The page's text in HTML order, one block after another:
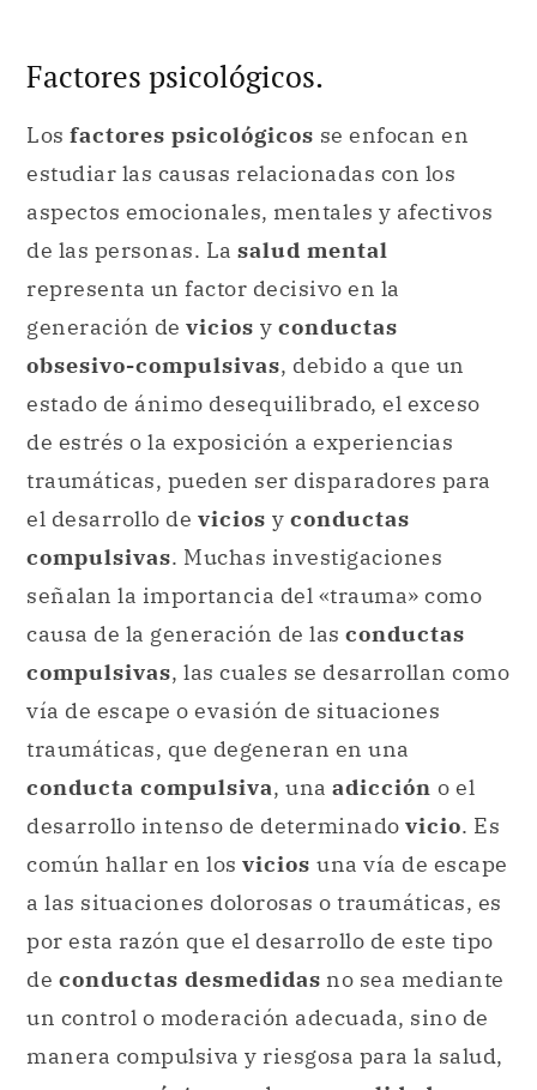
Factores psicológicos.
Los factores psicológicos se enfocan en
estudiar las causas relacionadas con los
aspectos emocionales, mentales y afectivos
de las personas. La salud mental
representa un factor decisivo en la
generación de vicios y conductas
obsesivo-compulsivas, debido a que un
estado de ánimo desequilibrado, el exceso
de estrés o la exposición a experiencias
traumáticas, pueden ser disparadores para
el desarrollo de vicios y conductas
compulsivas. Muchas investigaciones
señalan la importancia del «trauma» como
causa de la generación de las conductas
compulsivas, las cuales se desarrollan como
vía de escape o evasión de situaciones
traumáticas, que degeneran en una
conducta compulsiva, una adicción o el
desarrollo intenso de determinado vicio. Es
común hallar en los vicios una vía de escape
a las situaciones dolorosas o traumáticas, es
por esta razón que el desarrollo de este tipo
de conductas desmedidas no sea mediante
un control o moderación adecuada, sino de
manera compulsiva y riesgosa para la salud,